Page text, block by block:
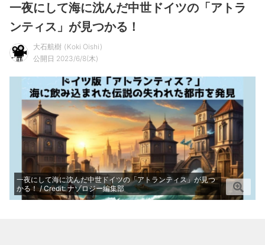
一夜にして海に沈んだ中世ドイツの「アトラ
ンティス」が見つかる！
大石航樹
Koki Oishi
公開日 2023/6/8(木)
一夜にして海に沈んだ中世ドイツの「アトランティス」が見つ
かる！ / Credit: ナゾロジー編集部